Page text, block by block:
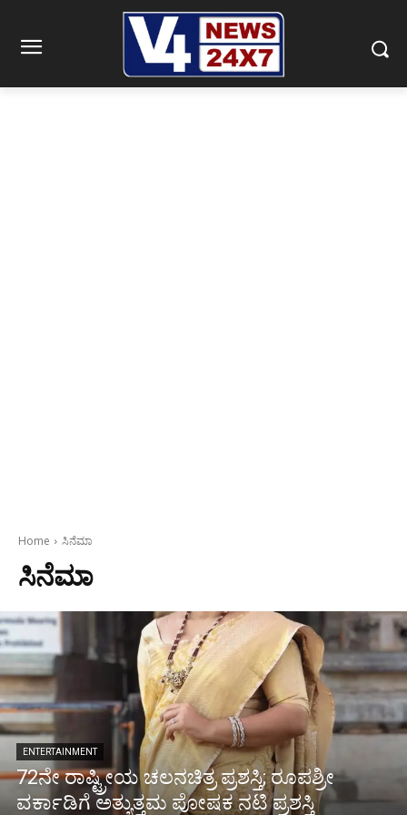
Home ಸಿನೆಮಾ
ಸಿನೆಮಾ
ENTERTAINMENT
72ನೇ ರಾಷ್ಟ್ರೀಯ ಚಲನಚಿತ್ರ ಪ್ರಶಸ್ತಿ; ರೂಪಶ್ರೀ
ವರ್ಕಾಡಿಗೆ ಅತ್ಯುತ್ತಮ ಪೋಷಕ ನಟಿ ಪ್ರಶಸ್ತಿ